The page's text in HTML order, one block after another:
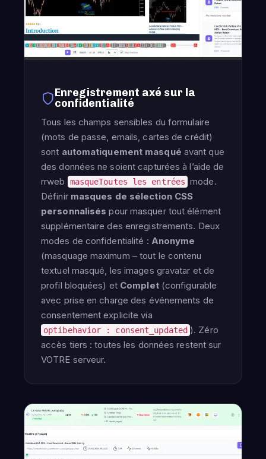
Enregistrement axé sur la
confidentialité
Tous les champs sensibles du formulaire
(mots de passe, emails, cartes de crédit)
sont automatiquement masqué avant que
des données ne soient capturées à l’aide de
rrweb
masqueToutes les entrées mode.
Définir masques de sélection CSS
personnalisés pour masquer tout élément
supplémentaire des enregistrements. Deux
modes de confidentialité : Anonyme
(masquage maximum – tout le contenu
textuel masqué, les images gravatar et de
profil bloquées) et Complet(configurable
avec prise en charge des événements de
consentement explicite via
optibehavior : consent_updated ). Zéro
accès tiers : toutes les données restent sur
VOTRE serveur.